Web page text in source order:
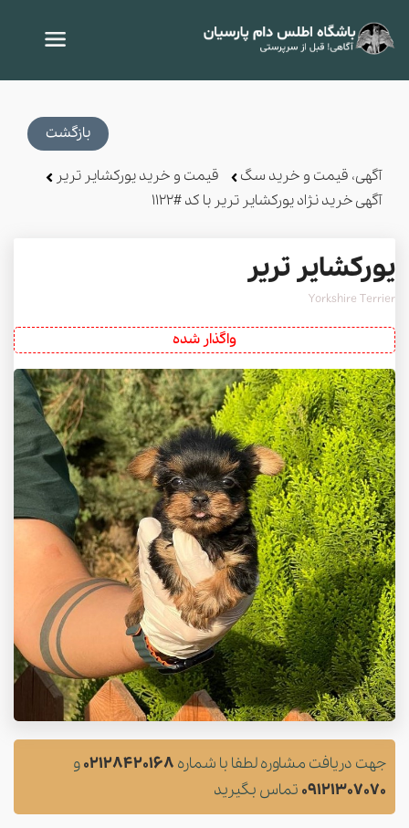
بازگشت
آگهی، قیمت و خرید سگ
قیمت و خرید یورکشایر تریر
آگهی خرید نژاد یورکشایر تریر با کد #1122
یورکشایر تریر
Yorkshire Terrier
واگذار شده
جهت دریافت مشاوره لطفا با شماره 02128420168و
09121307070 تماس بگیرید